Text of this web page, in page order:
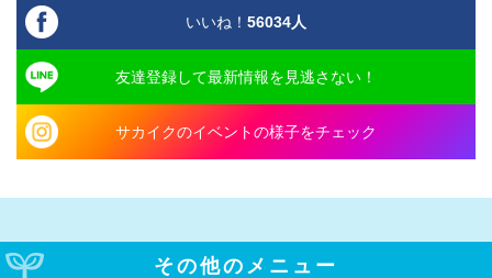
いいね！ 56034人
友達登録して最新情報を見逃さない！
サカイクのイベントの様子をチェック
その他のメニュー